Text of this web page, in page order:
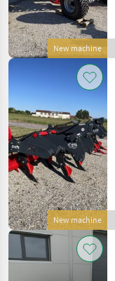
New machine
New machine